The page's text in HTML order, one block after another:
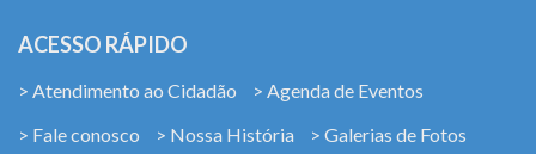
ACESSO RÁPIDO
> Atendimento ao Cidadão
> Agenda de Eventos
> Fale conosco
> Nossa História
> Galerias de Fotos